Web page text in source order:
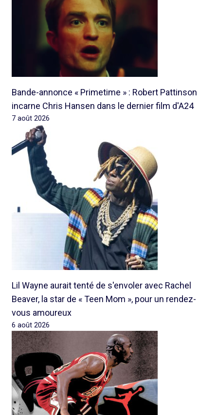
Bande-annonce « Primetime » : Robert Pattinson
incarne Chris Hansen dans le dernier film d'A24
7 août 2026
Lil Wayne aurait tenté de s'envoler avec Rachel
Beaver, la star de « Teen Mom », pour un rendez-
vous amoureux
6 août 2026